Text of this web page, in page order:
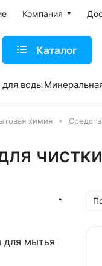
Компания
Каталог
воды
химия
мытья